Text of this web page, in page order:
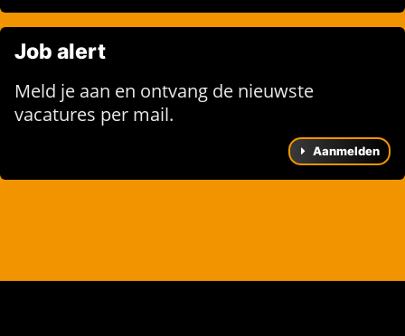
Job alert
Meld je aan en ontvang de nieuwste
vacatures per mail.
Aanmelden